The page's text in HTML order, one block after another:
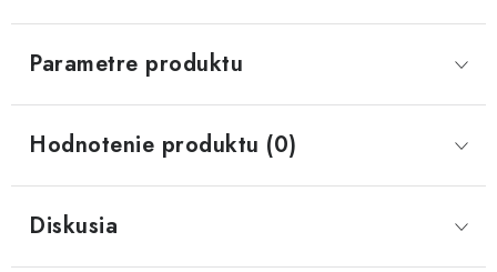
Parametre produktu
Hodnotenie produktu (0)
Diskusia